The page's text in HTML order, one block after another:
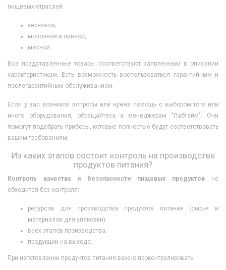
пищевых отраслей:
зерновой;
молочной и пивной;
мясной.
Все представленные товары соответствуют заявленным в описании
характеристикам. Есть возможность воспользоваться гарантийным и
послегарантийным обслуживанием.
Если у вас возникли вопросы или нужна помощь с выбором того или
иного оборудования, обращайтесь к менеджерам "Лабтайм". Они
помогут подобрать приборы, которые полностью будут соответствовать
вашим требованиям.
Из каких этапов состоит контроль на производстве
продуктов питания?
Контроль качества и безопасности пищевых продуктов не
обходится без контроля:
ресурсов для производства продуктов питания (сырья и
материалов для упаковки);
всех этапов производства;
продукции на выходе.
При изготовлении продуктов питания важно проконтролировать: